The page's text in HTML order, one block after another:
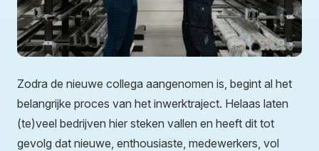
Zodra de nieuwe collega aangenomen is, begint al het
belangrijke proces van het inwerktraject. Helaas laten
(te)veel bedrijven hier steken vallen en heeft dit tot
gevolg dat nieuwe, enthousiaste, medewerkers, vol